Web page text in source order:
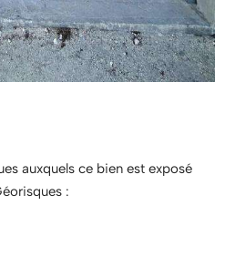
auxquels ce bien est exposé
: